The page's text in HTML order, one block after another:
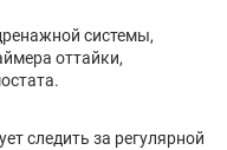
системы,
оттайки,
следить за регулярной